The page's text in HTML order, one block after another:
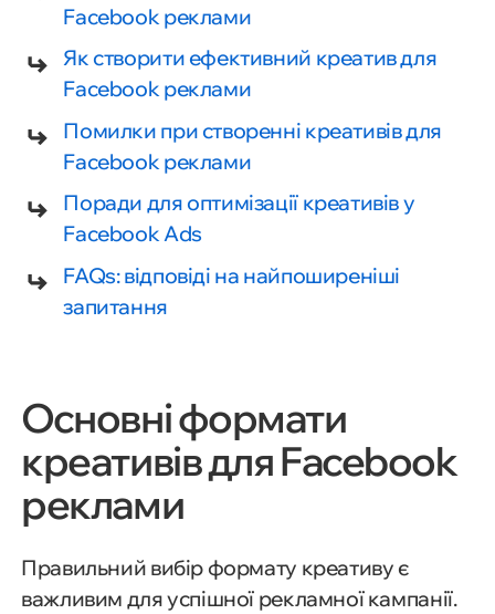
Facebook реклами
Як створити ефективний креатив для
Facebook реклами
Помилки при створенні креативів для
Facebook реклами
Поради для оптимізації креативів у
Facebook Ads
FAQs: відповіді на найпоширеніші
запитання
Основні формати
креативів для Facebook
реклами
Правильний вибір формату креативу є
важливим для успішної рекламної кампанії.